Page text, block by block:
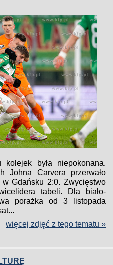
była niepokonana.
Johna Carvera przerwało
Gdańsku 2:0. Zwycięstwo
tabeli. Dla biało-
porażka od 3 listopada
więcej zdjęć z tego tematu »